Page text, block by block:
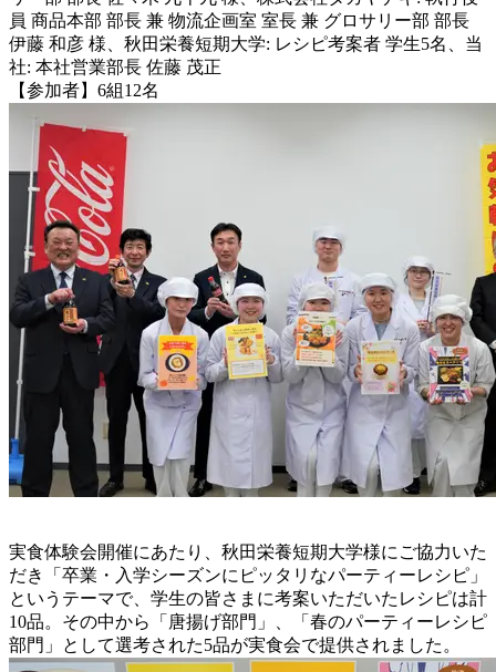
員 商品本部 部長 兼 物流企画室 室長 兼 グロサリー部 部長
伊藤 和彦 様、秋田栄養短期大学: レシピ考案者 学生5名、当
社: 本社営業部長 佐藤 茂正
【参加者】6組12名
実食体験会開催にあたり、秋田栄養短期大学様にご協力いた
だき「卒業・入学シーズンにピッタリなパーティーレシピ」
というテーマで、学生の皆さまに考案いただいたレシピは計
10品。その中から「唐揚げ部門」、「春のパーティーレシピ
部門」として選考された5品が実食会で提供されました。